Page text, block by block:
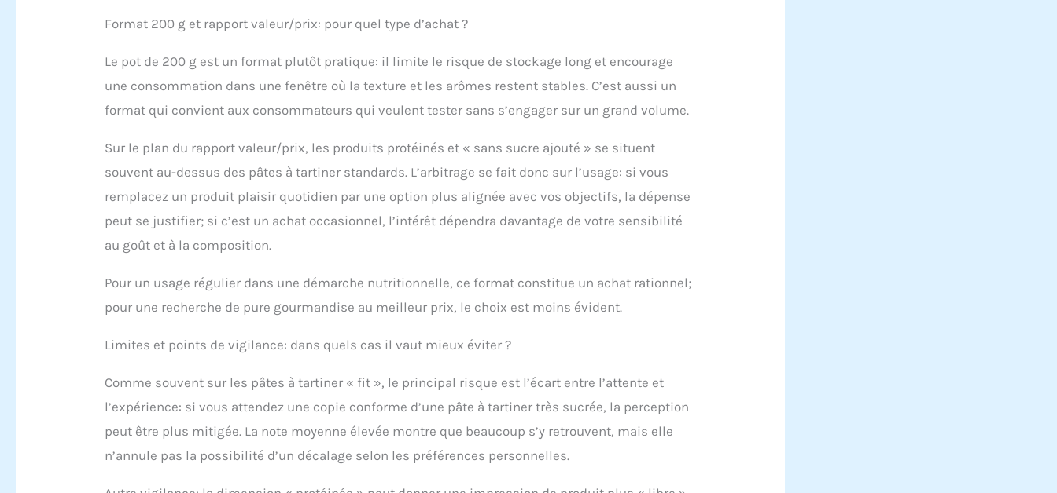
Format 200 g et rapport valeur/prix: pour quel type d’achat ?
Le pot de 200 g est un format plutôt pratique: il limite le risque de stockage long et encourage
une consommation dans une fenêtre où la texture et les arômes restent stables. C’est aussi un
format qui convient aux consommateurs qui veulent tester sans s’engager sur un grand volume.
Sur le plan du rapport valeur/prix, les produits protéinés et « sans sucre ajouté » se situent
souvent au-dessus des pâtes à tartiner standards. L’arbitrage se fait donc sur l’usage: si vous
remplacez un produit plaisir quotidien par une option plus alignée avec vos objectifs, la dépense
peut se justifier; si c’est un achat occasionnel, l’intérêt dépendra davantage de votre sensibilité
au goût et à la composition.
Pour un usage régulier dans une démarche nutritionnelle, ce format constitue un achat rationnel;
pour une recherche de pure gourmandise au meilleur prix, le choix est moins évident.
Limites et points de vigilance: dans quels cas il vaut mieux éviter ?
Comme souvent sur les pâtes à tartiner « fit », le principal risque est l’écart entre l’attente et
l’expérience: si vous attendez une copie conforme d’une pâte à tartiner très sucrée, la perception
peut être plus mitigée. La note moyenne élevée montre que beaucoup s’y retrouvent, mais elle
n’annule pas la possibilité d’un décalage selon les préférences personnelles.